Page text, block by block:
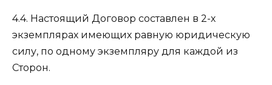
4.4. Настоящий Договор составлен в 2-х
экземплярах имеющих равную юридическую
силу, по одному экземпляру для каждой из
Сторон.